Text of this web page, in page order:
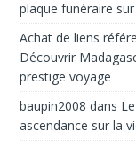
plaque funéraire
Achat de liens
Découvrir
prestige voyage
baupin2008 dans
ascendance sur la